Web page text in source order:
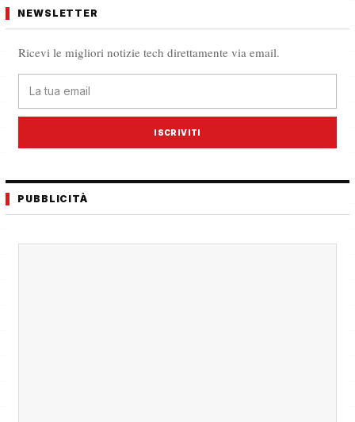
NEWSLETTER
Ricevi le migliori notizie tech direttamente via email.
ISCRIVITI
PUBBLICITÀ